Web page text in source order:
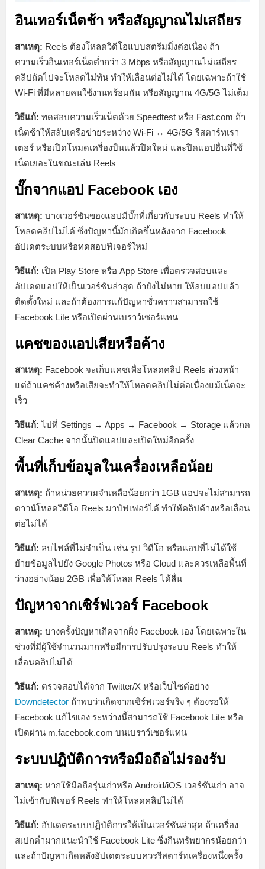
อินเทอร์เน็ตช้า หรือสัญญาณไม่เสถียร
สาเหตุ: Reels ต้องโหลดวิดีโอแบบสตรีมมิ่งต่อเนื่อง ถ้า
ความเร็วอินเทอร์เน็ตต่ำกว่า 3 Mbps หรือสัญญาณไม่เสถียร
คลิปถัดไปจะโหลดไม่ทัน ทำให้เลื่อนต่อไม่ได้ โดยเฉพาะถ้าใช้
Wi-Fi ที่มีหลายคนใช้งานพร้อมกัน หรือสัญญาณ 4G/5G ไม่เต็ม
วิธีแก้: ทดสอบความเร็วเน็ตด้วย Speedtest หรือ Fast.com ถ้า
เน็ตช้าให้สลับเครือข่ายระหว่าง Wi-Fi ↔ 4G/5G รีสตาร์ทเรา
เตอร์ หรือเปิดโหมดเครื่องบินแล้วปิดใหม่ และปิดแอปอื่นที่ใช้
เน็ตเยอะในขณะเล่น Reels
บั๊กจากแอป Facebook เอง
สาเหตุ: บางเวอร์ชันของแอปมีบั๊กที่เกี่ยวกับระบบ Reels ทำให้
โหลดคลิปไม่ได้ ซึ่งปัญหานี้มักเกิดขึ้นหลังจาก Facebook
อัปเดตระบบหรือทดสอบฟีเจอร์ใหม่
วิธีแก้: เปิด Play Store หรือ App Store เพื่อตรวจสอบและ
อัปเดตแอปให้เป็นเวอร์ชันล่าสุด ถ้ายังไม่หาย ให้ลบแอปแล้ว
ติดตั้งใหม่ และถ้าต้องการแก้ปัญหาชั่วคราวสามารถใช้
Facebook Lite หรือเปิดผ่านเบราว์เซอร์แทน
แคชของแอปเสียหรือค้าง
สาเหตุ: Facebook จะเก็บแคชเพื่อโหลดคลิป Reels ล่วงหน้า
แต่ถ้าแคชค้างหรือเสียจะทำให้โหลดคลิปไม่ต่อเนื่องแม้เน็ตจะ
เร็ว
วิธีแก้: ไปที่ Settings → Apps → Facebook → Storage แล้วกด
Clear Cache จากนั้นปิดแอปและเปิดใหม่อีกครั้ง
พื้นที่เก็บข้อมูลในเครื่องเหลือน้อย
สาเหตุ: ถ้าหน่วยความจำเหลือน้อยกว่า 1GB แอปจะไม่สามารถ
ดาวน์โหลดวิดีโอ Reels มาบัฟเฟอร์ได้ ทำให้คลิปค้างหรือเลื่อน
ต่อไม่ได้
วิธีแก้: ลบไฟล์ที่ไม่จำเป็น เช่น รูป วิดีโอ หรือแอปที่ไม่ได้ใช้
ย้ายข้อมูลไปยัง Google Photos หรือ Cloud และควรเหลือพื้นที่
ว่างอย่างน้อย 2GB เพื่อให้โหลด Reels ได้ลื่น
ปัญหาจากเซิร์ฟเวอร์ Facebook
สาเหตุ: บางครั้งปัญหาเกิดจากฝั่ง Facebook เอง โดยเฉพาะใน
ช่วงที่มีผู้ใช้จำนวนมากหรือมีการปรับปรุงระบบ Reels ทำให้
เลื่อนคลิปไม่ได้
วิธีแก้: ตรวจสอบได้จาก Twitter/X หรือเว็บไซต์อย่าง
Downdetector ถ้าพบว่าเกิดจากเซิร์ฟเวอร์จริง ๆ ต้องรอให้
Facebook แก้ไขเอง ระหว่างนี้สามารถใช้ Facebook Lite หรือ
เปิดผ่าน m.facebook.com บนเบราว์เซอร์แทน
ระบบปฏิบัติการหรือมือถือไม่รองรับ
สาเหตุ: หากใช้มือถือรุ่นเก่าหรือ Android/iOS เวอร์ชันเก่า อาจ
ไม่เข้ากับฟีเจอร์ Reels ทำให้โหลดคลิปไม่ได้
วิธีแก้: อัปเดตระบบปฏิบัติการให้เป็นเวอร์ชันล่าสุด ถ้าเครื่อง
สเปกต่ำมากแนะนำใช้ Facebook Lite ซึ่งกินทรัพยากรน้อยกว่า
และถ้าปัญหาเกิดหลังอัปเดตระบบควรรีสตาร์ทเครื่องหนึ่งครั้ง